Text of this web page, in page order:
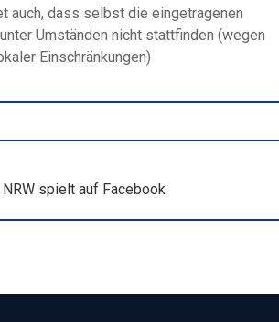
auch, dass selbst die eingetragenen
Umständen nicht stattfinden (wegen
Einschränkungen)
spielt auf Facebook